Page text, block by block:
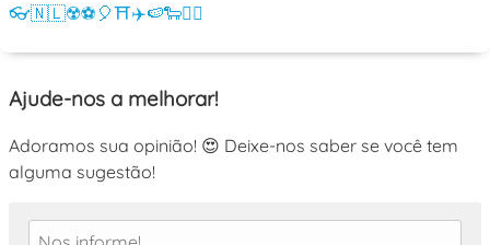
👓🇳🇱☢️⚽ 🎈⛩️✈️🍉🐑💁‍♀️
Ajude-nos a melhorar!
Adoramos sua opinião! 😍 Deixe-nos saber se você tem
alguma sugestão!